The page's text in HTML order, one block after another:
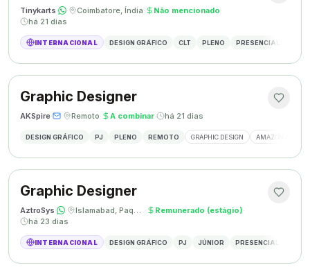
Tinykarts· · Coimbatore, Índia· Não mencionado·
há 21 dias
INTERNACIONAL DESIGN GRÁFICO CLT PLENO PRESENCIAL
Graphic Designer
AKSpire· · Remoto· A combinar· há 21 dias
DESIGN GRÁFICO PJ PLENO REMOTO GRAPHIC DESIGN AMAZON A+
Graphic Designer
AztroSys· · Islamabad, Paquistão · Remunerado (estágio)·
há 23 dias
INTERNACIONAL DESIGN GRÁFICO PJ JÚNIOR PRESENCIAL